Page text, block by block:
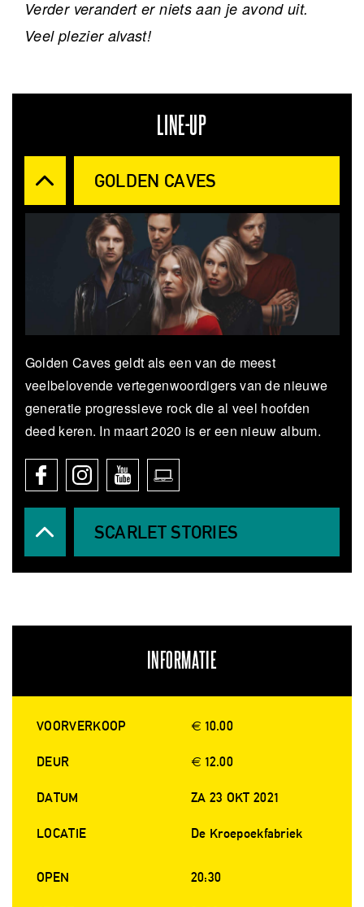
Verder verandert er niets aan je avond uit.
Veel plezier alvast!
LINE-UP
GOLDEN CAVES
Golden Caves geldt als een van de meest
veelbelovende vertegenwoordigers van de nieuwe
generatie progressieve rock die al veel hoofden
deed keren. In maart 2020 is er een nieuw album.
SCARLET STORIES
INFORMATIE
VOORVERKOOP € 10.00
DEUR € 12.00
DATUM ZA 23 OKT 2021
LOCATIE De Kroepoekfabriek
OPEN 20:30